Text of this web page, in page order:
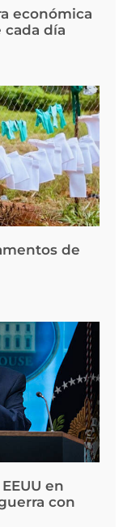
económica
cada día
de
en
con